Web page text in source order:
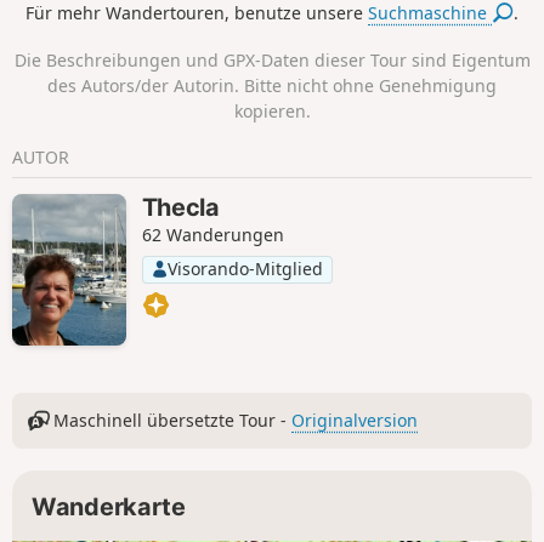
über breite Waldwege sowie schmalere, technisch
Schwierigkeiten bereiten.
Für mehr Wandertouren, benutze unsereSuchmaschine .
Die Beschreibungen und GPX-Daten dieser Tour sind Eigentum
des Autors/der Autorin. Bitte nicht ohne Genehmigung
kopieren.
AUTOR
Thecla
62 Wanderungen
Visorando-Mitglied
Maschinell übersetzte Tour - Originalversion
Wanderkarte